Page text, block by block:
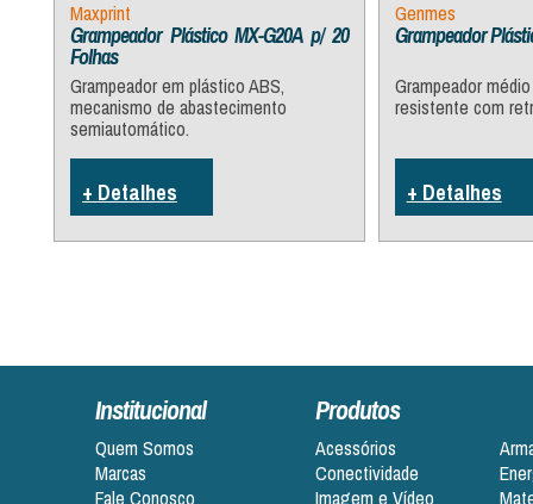
Maxprint
Grampeador Plástico MX-G20A p/ 20
Folhas
Grampeador em plástico ABS,
mecanismo de abastecimento
semiautomático.
+ Detalhes
Genmes
Grampeador
Grampeador
resistente com
+ Detalhes
Institucional
Quem Somos
Marcas
Fale Conosco
Produtos
Acessórios
Conectividade
Imagem e Vídeo